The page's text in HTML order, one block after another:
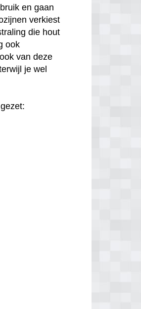
en gaan
verkiest
die hout
ook
van deze
je wel